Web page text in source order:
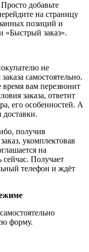
добавьте
на страницу
позиций и
«Быстрый заказ».
не
самостоятельно.
время вам перезвонит
заказа, ответит
его особенностей. А
доставки.
получив
укомплектовав
на
Получает
телефон и ждёт
форму.